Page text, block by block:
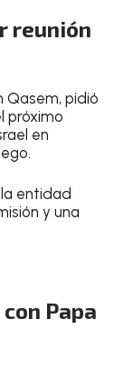
reunión
Qasem, pidió
próximo
en
entidad
y una
Papa